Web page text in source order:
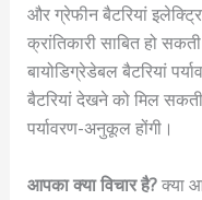
और ग्रेफीन बैटरियां
क्रांतिकारी साबित हो
बायोडिग्रेडेबल बैटरियां
बैटरियां देखने को मिल
पर्यावरण-अनुकूल होंगी।
आपका क्या विचार है?क्या